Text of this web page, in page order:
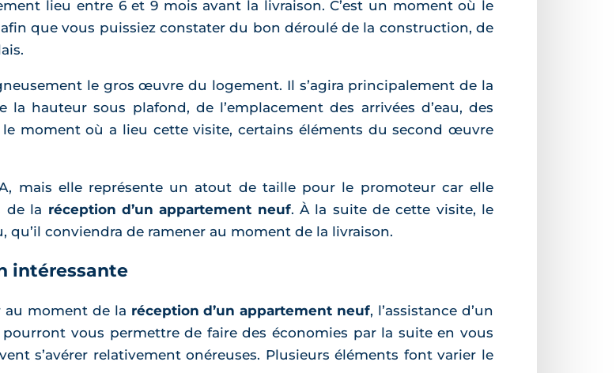
lieu entre 6 et 9 mois avant la livraison. C’est un moment où le
que vous puissiez constater du bon déroulé de la construction, de
le gros œuvre du logement. Il s’agira principalement de la
hauteur sous plafond, de l’emplacement des arrivées d’eau, des
moment où a lieu cette visite, certains éléments du second œuvre
mais elle représente un atout de taille pour le promoteur car elle
de la réception d’un appartement neuf. À la suite de cette visite, le
conviendra de ramener au moment de la livraison.
intéressante
au moment de la réception d’un appartement neuf, l’assistance d’un
vous permettre de faire des économies par la suite en vous
s’avérer relativement onéreuses. Plusieurs éléments font varier le